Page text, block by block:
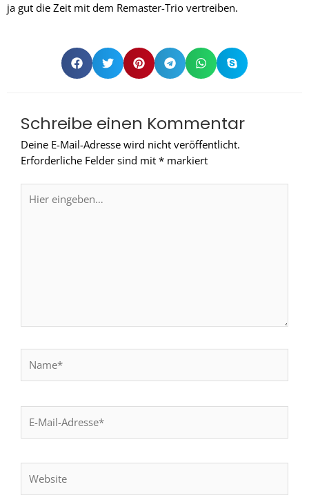
ja gut die Zeit mit dem Remaster-Trio vertreiben.
Schreibe einen Kommentar
Deine E-Mail-Adresse wird nicht veröffentlicht.
Erforderliche Felder sind mit * markiert
eingeben…
Mail-